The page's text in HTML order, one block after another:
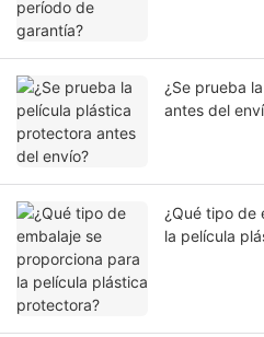
¿Se prueba
antes del
¿Qué tipo de
la película